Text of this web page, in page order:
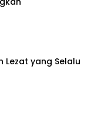
Lezat yang Selalu